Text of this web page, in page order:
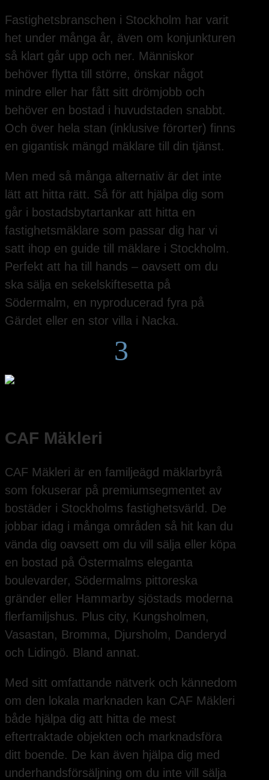
Fastighetsbranschen i Stockholm har varit
het under många år, även om konjunkturen
så klart går upp och ner. Människor
behöver flytta till större, önskar något
mindre eller har fått sitt drömjobb och
behöver en bostad i huvudstaden snabbt.
Och över hela stan (inklusive förorter) finns
en gigantisk mängd mäklare till din tjänst.
Men med så många alternativ är det inte
lätt att hitta rätt. Så för att hjälpa dig som
går i bostadsbytartankar att hitta en
fastighetsmäklare som passar dig har vi
satt ihop en guide till mäklare i Stockholm.
Perfekt att ha till hands – oavsett om du
ska sälja en sekelskiftesetta på
Södermalm, en nyproducerad fyra på
Gärdet eller en stor villa i Nacka.
3
CAF Mäkleri
CAF Mäkleri är en familjeägd mäklarbyrå
som fokuserar på premiumsegmentet av
bostäder i Stockholms fastighetsvärld. De
jobbar idag i många områden så hit kan du
vända dig oavsett om du vill sälja eller köpa
en bostad på Östermalms eleganta
boulevarder, Södermalms pittoreska
gränder eller Hammarby sjöstads moderna
flerfamiljshus. Plus city, Kungsholmen,
Vasastan, Bromma, Djursholm, Danderyd
och Lidingö. Bland annat.
Med sitt omfattande nätverk och kännedom
om den lokala marknaden kan CAF Mäkleri
både hjälpa dig att hitta de mest
eftertraktade objekten och marknadsföra
ditt boende. De kan även hjälpa dig med
underhandsförsäljning om du inte vill sälja